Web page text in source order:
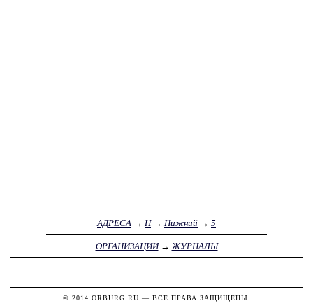
АДРЕСА → Н→ Нижний → 5
ОРГАНИЗАЦИИ→ ЖУРНАЛЫ
© 2014 ORBURG.RU — ВСЕ ПРАВА ЗАЩИЩЕНЫ.